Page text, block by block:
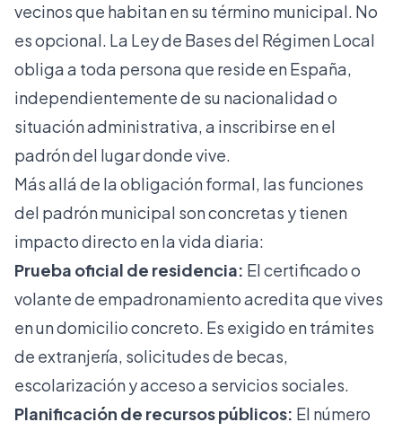
vecinos que habitan en su término municipal. No
es opcional. La Ley de Bases del Régimen Local
obliga a toda persona que reside en España,
independientemente de su nacionalidad o
situación administrativa, a inscribirse en el
padrón del lugar donde vive.
Más allá de la obligación formal, las funciones
del padrón municipal son concretas y tienen
impacto directo en la vida diaria:
Prueba oficial de residencia: El certificado o
volante de empadronamiento acredita que vives
en un domicilio concreto. Es exigido en trámites
de extranjería, solicitudes de becas,
escolarización y acceso a servicios sociales.
Planificación de recursos públicos: El número